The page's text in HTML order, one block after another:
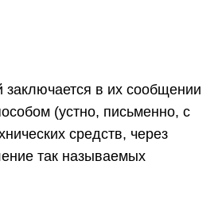
в их сообщении
(устно, письменно, с
средств, через
так называемых